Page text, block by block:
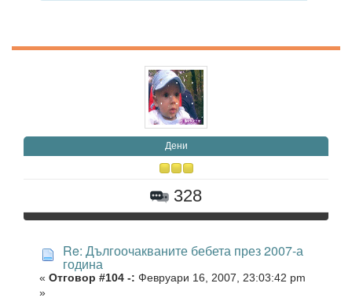
Дени
328
Re: Дългоочакваните бебета през 2007-а
година
« Отговор #104 -: Февруари 16, 2007, 23:03:42 pm
»